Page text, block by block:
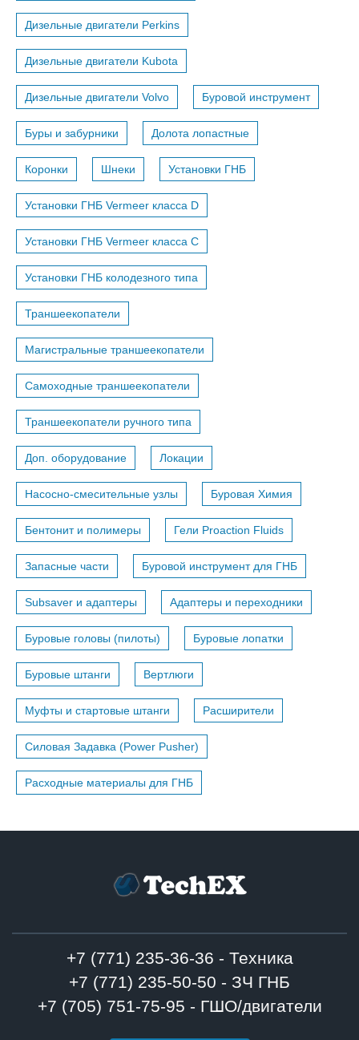
Дизельные двигатели Perkins
Дизельные двигатели Kubota
Дизельные двигатели Volvo Буровой инструмент
Буры и забурники Долота лопастные
Коронки Шнеки Установки ГНБ
Установки ГНБ Vermeer класса D
Установки ГНБ Vermeer класса С
Установки ГНБ колодезного типа
Траншеекопатели
Магистральные траншеекопатели
Самоходные траншеекопатели
Траншеекопатели ручного типа
Доп. оборудование Локации
Насосно-смесительные узлы Буровая Химия
Бентонит и полимеры Гели Proaction Fluids
Запасные части Буровой инструмент для ГНБ
Subsaver и адаптеры Адаптеры и переходники
Буровые головы (пилоты) Буровые лопатки
Буровые штанги Вертлюги
Муфты и стартовые штанги Расширители
Силовая Задавка (Power Pusher)
Расходные материалы для ГНБ
+7 (771) 235-36-36 - Техника
+7 (771) 235-50-50 - ЗЧ ГНБ
+7 (705) 751-75-95 - ГШО/двигатели